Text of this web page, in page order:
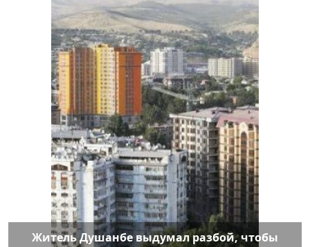
Житель Душанбе выдумал разбой, чтобы